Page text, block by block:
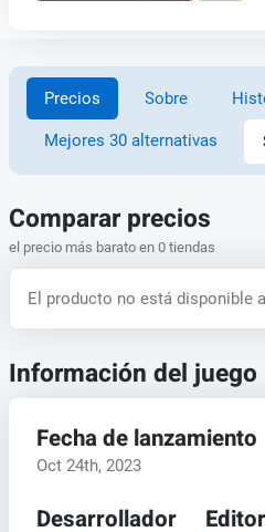
Precios Sobre
Mejores 30 alternativas
Comparar precios
el precio más barato en 0 tiendas
El producto no está disponible
Información del juego
Fecha de lanzamiento
Oct 24th, 2023
Desarrollador Editor